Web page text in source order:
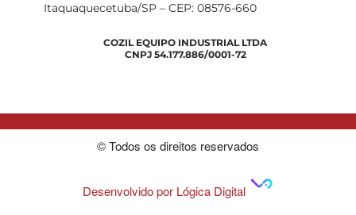
Itaquaquecetuba/SP – CEP: 08576-660
COZIL EQUIPO INDUSTRIAL LTDA
CNPJ 54.177.886/0001-72
© Todos os direitos reservados
Desenvolvido por Lógica Digital